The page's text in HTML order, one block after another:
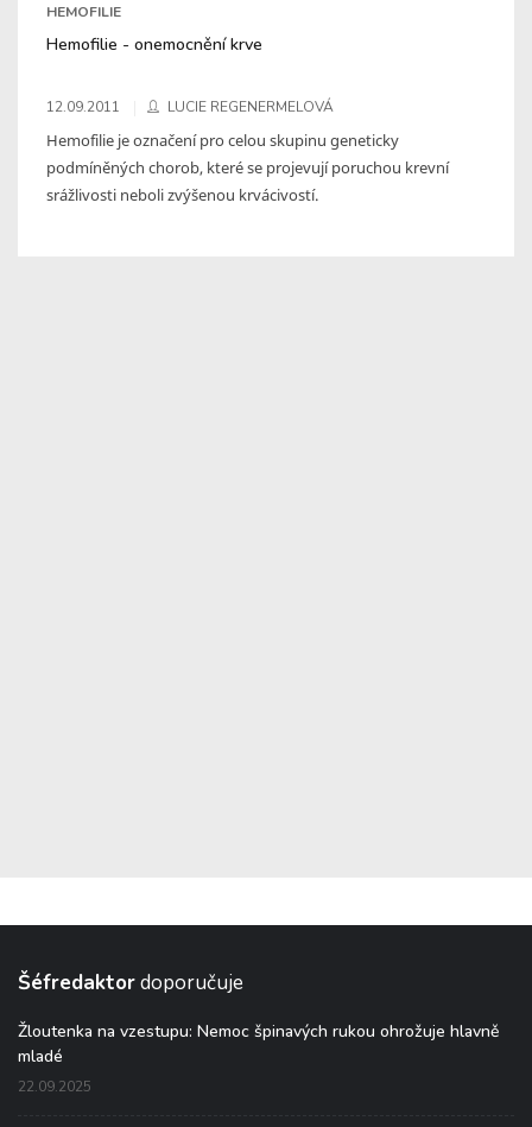
HEMOFILIE
Hemofilie - onemocnění krve
12.09.2011 LUCIE REGENERMELOVÁ
Hemofilie je označení pro celou skupinu geneticky
podmíněných chorob, které se projevují poruchou krevní
srážlivosti neboli zvýšenou krvácivostí.
Šéfredaktordoporučuje
Žloutenka na vzestupu: Nemoc špinavých rukou ohrožuje hlavně
mladé
22.09.2025